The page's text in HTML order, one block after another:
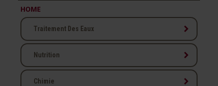
HOME
Traitement Des Eaux keyboard_arrow_right
Nutrition keyboard_arrow_right
Chimie keyboard_arrow_right